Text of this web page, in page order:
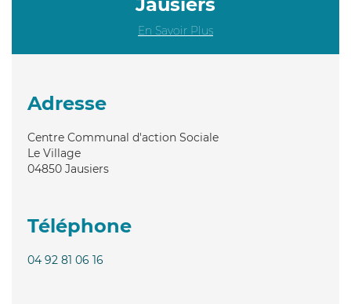
En Savoir Plus
Adresse
Centre Communal d'action Sociale
Le Village
04850 Jausiers
Téléphone
04 92 81 06 16